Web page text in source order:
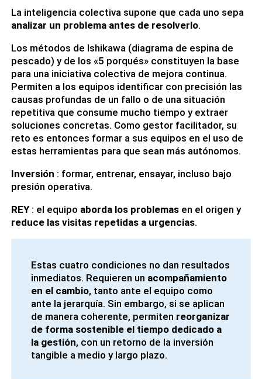
La inteligencia colectiva supone que cada uno sepa
analizar un problema antes de resolverlo.
Los métodos de Ishikawa (diagrama de espina de
pescado) y de los «5 porqués» constituyen la base
para una iniciativa colectiva de mejora continua.
Permiten a los equipos identificar con precisión las
causas profundas de un fallo o de una situación
repetitiva que consume mucho tiempo y extraer
soluciones concretas. Como gestor facilitador, su
reto es entonces formar a sus equipos en el uso de
estas herramientas para que sean más autónomos.
Inversión : formar, entrenar, ensayar, incluso bajo
presión operativa.
REY: el equipo aborda los problemasen el origen y
reduce las visitas repetidas a urgencias.
Estas cuatro condiciones no dan resultados
inmediatos. Requieren un acompañamiento
en el cambio, tanto ante el equipo como
ante la jerarquía. Sin embargo, si se aplican
de manera coherente, permiten reorganizar
de forma sostenible el tiempo dedicado a
la gestión, con un retorno de la inversión
tangible a medio y largo plazo.